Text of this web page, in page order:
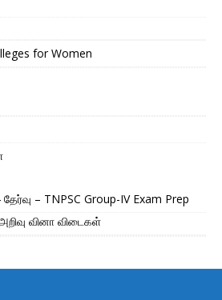
for Women
– TNPSC Group-IV Exam Prep
வினா விடைகள்